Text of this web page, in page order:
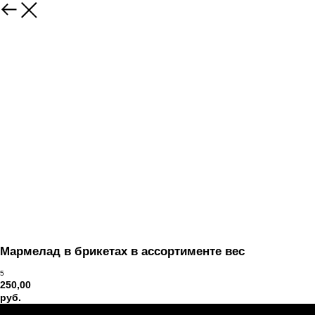
Вернуться
Мармелад в брикетах в ассортименте вес
5
250,00
руб.